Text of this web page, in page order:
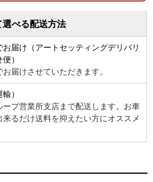
べる配送方法
届け（アートセッティングデリバリ
）
届けさせていただきます。
）
ープ営業所支店まで配送します。お車
来るだけ送料を抑えたい方にオススメ